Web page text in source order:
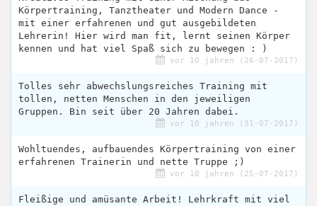
Körpertraining, Tanztheater und Modern Dance -
mit einer erfahrenen und gut ausgebildeten
Lehrerin! Hier wird man fit, lernt seinen Körper
kennen und hat viel Spaß sich zu bewegen : )
vor 10 jahren (26-07-2017)
Tolles sehr abwechslungsreiches Training mit
tollen, netten Menschen in den jeweiligen
Gruppen. Bin seit über 20 Jahren dabei.
vor 10 jahren (31-07-2017)
Wohltuendes, aufbauendes Körpertraining von einer
erfahrenen Trainerin und nette Truppe ;)
vor 10 jahren (25-07-2017)
Fleißige und amüsante Arbeit! Lehrkraft mit viel